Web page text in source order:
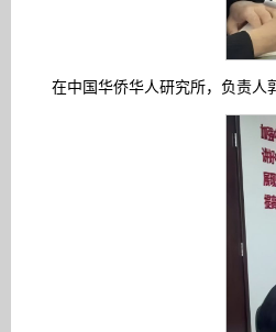
在中国华侨华人研究所，负责人